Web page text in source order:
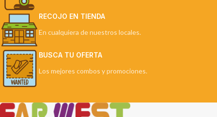
RECOJO EN TIENDA
En cualquiera de nuestros locales.
BUSCA TU OFERTA
Los mejores combos y promociones.